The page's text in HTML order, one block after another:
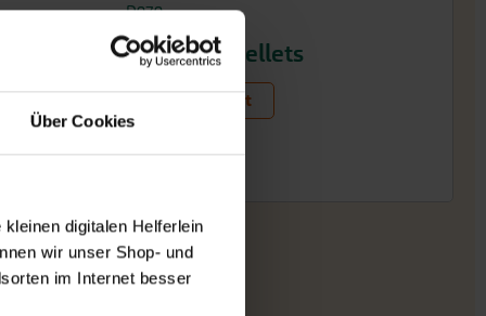
Über Cookies
digitalen Helferlein
wir unser Shop- und
im Internet besser
D070
Schafwollpellets
Zum Produkt